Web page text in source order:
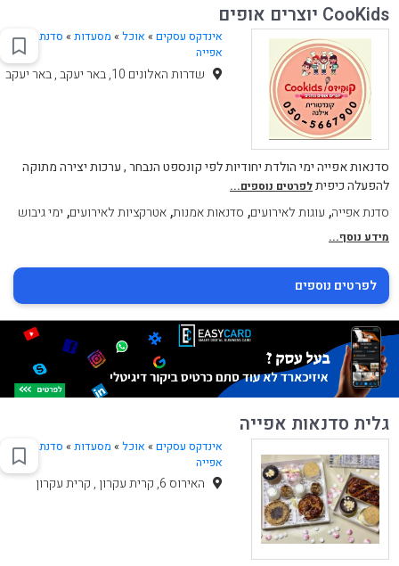
CooKids יוצרים אופים
אינדקס עסקים » אוכל» מסעדות» סדנת
אפייה
שדרות האלונים 10, באר יעקב , באר יעקב
סדנאות אפייה ימי הולדת יחודיות לפי קונספט הנבחר , ערכות יצירה מתוקה
להפעלה כיפיתלפרטים נוספים...
סדנת אפייה, עוגות לאירועים, סדנאות אמנות,אטרקציות לאירועים, ימי גיבוש
מידע נוסף...
לפרטים נוספים
גלית סדנאות אפייה
אינדקס עסקים » אוכל» מסעדות» סדנת
אפייה
האירוס 6, קרית עקרון , קרית עקרון